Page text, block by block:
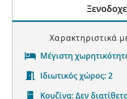
Χαρακτηριστικά
Μέγιστη
Ιδιωτικός χώρος:2
Κουζίνα:Δεν